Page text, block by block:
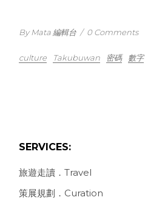
By Mata 編輯台 / 0 Comments
culture Takubuwan 密碼 數字
SERVICES:
旅遊走讀．Travel
策展規劃．Curation